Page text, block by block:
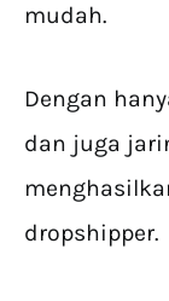
mudah.
Dengan
dan juga
dropshipper.